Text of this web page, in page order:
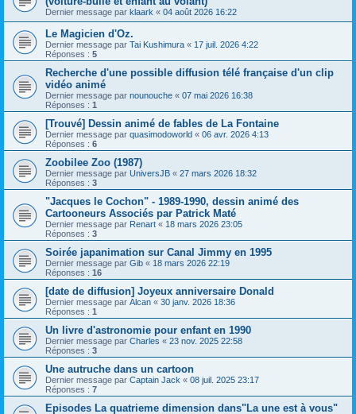
Dernier message par klaark « 04 août 2026 16:22
Le Magicien d'Oz.
Dernier message par Tai Kushimura « 17 juil. 2026 4:22
Réponses : 5
Recherche d'une possible diffusion télé française d'un clip
vidéo animé
Dernier message par nounouche « 07 mai 2026 16:38
Réponses : 1
[Trouvé] Dessin animé de fables de La Fontaine
Dernier message par quasimodoworld « 06 avr. 2026 4:13
Réponses : 6
Zoobilee Zoo (1987)
Dernier message par UniversJB « 27 mars 2026 18:32
Réponses : 3
"Jacques le Cochon" - 1989-1990, dessin animé des
Cartooneurs Associés par Patrick Maté
Dernier message par Renart « 18 mars 2026 23:05
Réponses : 3
Soirée japanimation sur Canal Jimmy en 1995
Dernier message par Gib « 18 mars 2026 22:19
Réponses : 16
[date de diffusion] Joyeux anniversaire Donald
Dernier message par Alcan « 30 janv. 2026 18:36
Réponses : 1
Un livre d'astronomie pour enfant en 1990
Dernier message par Charles « 23 nov. 2025 22:58
Réponses : 3
Une autruche dans un cartoon
Dernier message par Captain Jack « 08 juil. 2025 23:17
Réponses : 7
Episodes La quatrieme dimension dans"La une est à vous"